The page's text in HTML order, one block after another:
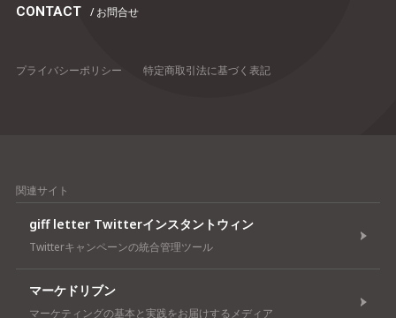
CONTACT / お問合せ
プライバシーポリシー 特定商取引法に基づく表記
関連サイト
giff letter Twitterインスタントウィン
Twitterキャンペーンの統合管理ツール
マーケドリブン
マーケティングの基本と実践をお届けするメディア